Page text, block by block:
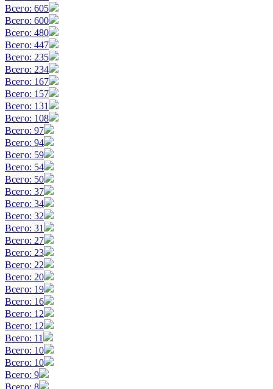
Всего: 605
Всего: 600
Всего: 480
Всего: 447
Всего: 235
Всего: 234
Всего: 167
Всего: 157
Всего: 131
Всего: 108
Всего: 97
Всего: 94
Всего: 59
Всего: 54
Всего: 50
Всего: 37
Всего: 34
Всего: 32
Всего: 31
Всего: 27
Всего: 23
Всего: 22
Всего: 20
Всего: 19
Всего: 16
Всего: 12
Всего: 12
Всего: 11
Всего: 10
Всего: 10
Всего: 9
Всего: 8